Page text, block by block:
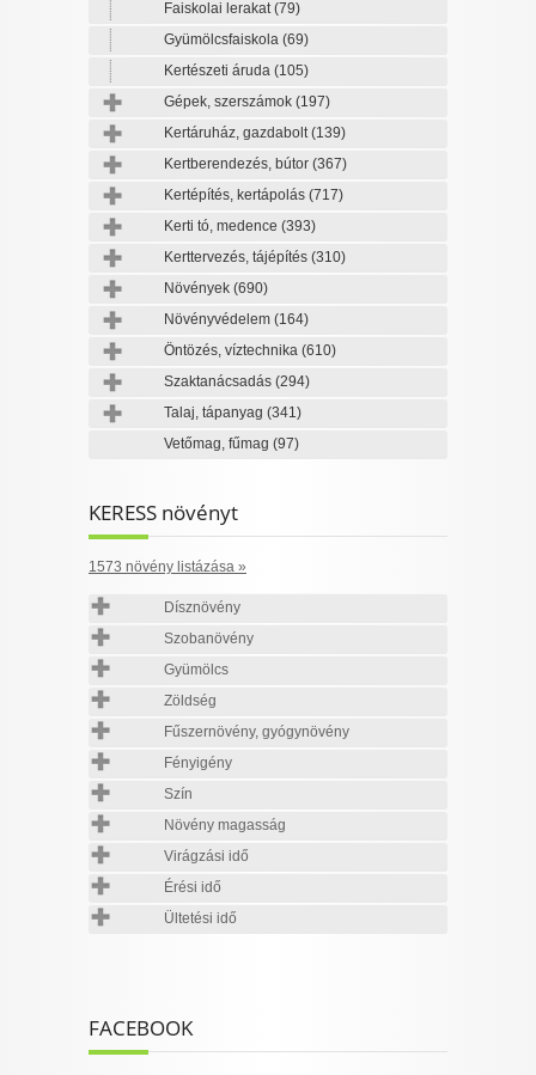
Faiskolai lerakat(79)
Gyümölcsfaiskola (69)
Kertészeti áruda (105)
Gépek, szerszámok (197)
Kertáruház, gazdabolt(139)
Kertberendezés, bútor (367)
Kertépítés, kertápolás (717)
Kerti tó, medence (393)
Kerttervezés, tájépítés (310)
Növények (690)
Növényvédelem (164)
Öntözés, víztechnika (610)
Szaktanácsadás (294)
Talaj, tápanyag (341)
Vetőmag, fűmag (97)
KERESS növényt
1573 növény listázása »
Dísznövény
Szobanövény
Gyümölcs
Zöldség
Fűszernövény, gyógynövény
Fényigény
Szín
Növény magasság
Virágzási idő
Érési idő
Ültetési idő
FACEBOOK